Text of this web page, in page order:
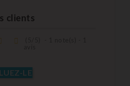
clients
LE